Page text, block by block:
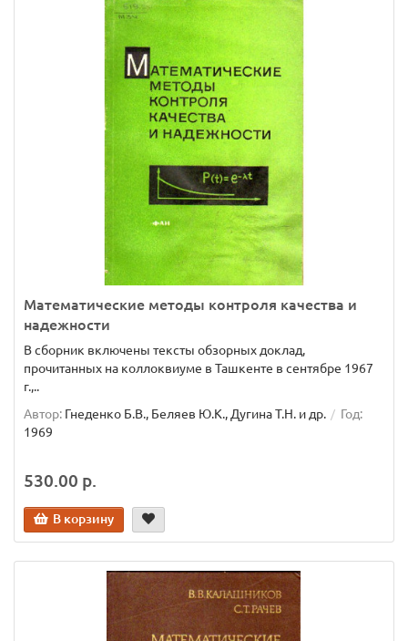
Математические методы контроля качества и
надежности
В сборник включены тексты обзорных доклад,
прочитанных на коллоквиуме в Ташкенте в сентябре 1967
г.,..
Автор: Гнеденко Б.В., Беляев Ю.К., Дугина Т.Н. и др.
Год:
1969
530.00 р.
В корзину